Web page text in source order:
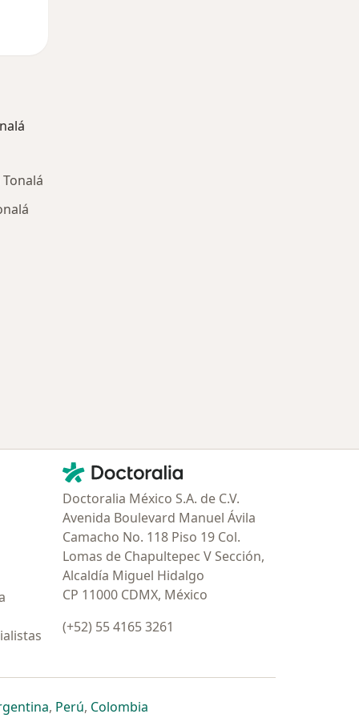
Contacto
Doctoralia - Página de inicio
Doctoralia México S.A. de C.V.
Avenida Boulevard Manuel Ávila
Camacho No. 118 Piso 19 Col.
Lomas de Chapultepec V Sección,
Alcaldía Miguel Hidalgo
CP 11000 CDMX, México
(+52) 55 4165 3261
pestaña
una nueva pestaña
en una nueva pestaña
se abre en una nueva pestaña
, Perúse abre en una nueva pestaña
, Colombiase abre en una nueva pestaña